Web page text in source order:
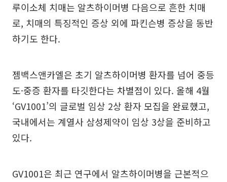
루이소체 치매는 알츠하이머병 다음으로 흔한 치매
로, 치매의 특징적인 증상 외에 파킨슨병 증상을 동반
하기도 한다.
젬백스앤카엘은 초기 알츠하이머병 환자를 넘어 중등
도·중증 환자를 타깃한다는 차별점이 있다. 올해 4월
‘GV1001’의 글로벌 임상 2상 환자 모집을 완료했고,
국내에서는 계열사 삼성제약이 임상 3상을 준비하고
있다.
GV1001은 최근 연구에서 알츠하이머병을 근본적으